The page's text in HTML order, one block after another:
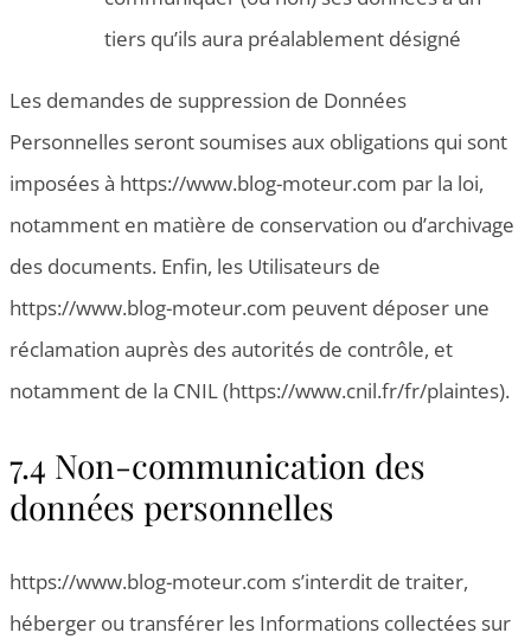
tiers qu’ils aura préalablement désigné
Les demandes de suppression de Données
Personnelles seront soumises aux obligations qui sont
imposées à https://www.blog-moteur.com par la loi,
notamment en matière de conservation ou d’archivage
des documents. Enfin, les Utilisateurs de
https://www.blog-moteur.com peuvent déposer une
réclamation auprès des autorités de contrôle, et
notamment de la CNIL (https://www.cnil.fr/fr/plaintes).
7.4 Non-communication des
données personnelles
https://www.blog-moteur.com s’interdit de traiter,
héberger ou transférer les Informations collectées sur